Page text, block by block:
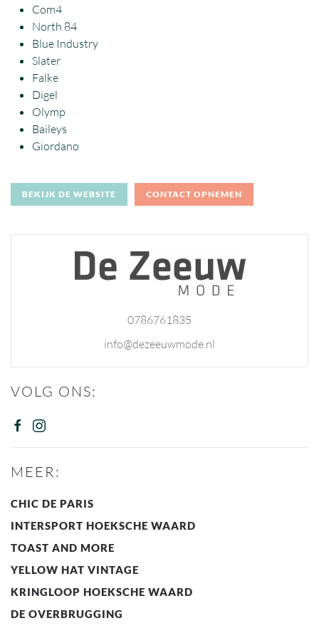
Com4
North 84
Blue Industry
Slater
Falke
Digel
Olymp
Baileys
Giordano
BEKIJK DE WEBSITE CONTACT OPNEMEN
0786761835
info@dezeeuwmode.nl
VOLG ONS:
MEER:
CHIC DE PARIS
INTERSPORT HOEKSCHE WAARD
TOAST AND MORE
YELLOW HAT VINTAGE
KRINGLOOP HOEKSCHE WAARD
DE OVERBRUGGING